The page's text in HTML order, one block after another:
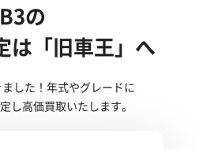
B3の
は「旧車王」へ
した！年式やグレードに
し高価買取いたします。